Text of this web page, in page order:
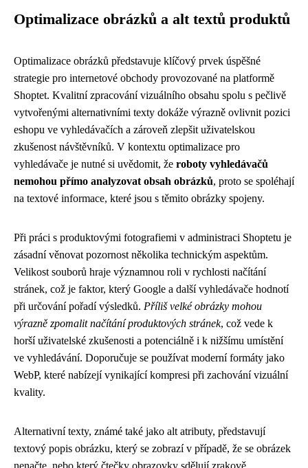
Optimalizace obrázků a alt textů produktů
Optimalizace obrázků představuje klíčový prvek úspěšné
strategie pro internetové obchody provozované na platformě
Shoptet. Kvalitní zpracování vizuálního obsahu spolu s pečlivě
vytvořenými alternativními texty dokáže výrazně ovlivnit pozici
eshopu ve vyhledávačích a zároveň zlepšit uživatelskou
zkušenost návštěvníků. V kontextu optimalizace pro
vyhledávače je nutné si uvědomit, že roboty vyhledávačů
nemohou přímo analyzovat obsah obrázků, proto se spoléhají
na textové informace, které jsou s těmito obrázky spojeny.
Při práci s produktovými fotografiemi v administraci Shoptetu je
zásadní věnovat pozornost několika technickým aspektům.
Velikost souborů hraje významnou roli v rychlosti načítání
stránek, což je faktor, který Google a další vyhledávače hodnotí
při určování pořadí výsledků. Příliš velké obrázky mohou
výrazně zpomalit načítání produktových stránek, což vede k
horší uživatelské zkušenosti a potenciálně i k nižšímu umístění
ve vyhledávání. Doporučuje se používat moderní formáty jako
WebP, které nabízejí vynikající kompresi při zachování vizuální
kvality.
Alternativní texty, známé také jako alt atributy, představují
textový popis obrázku, který se zobrazí v případě, že se obrázek
nenačte, nebo který čtečky obrazovky sdělují zrakově